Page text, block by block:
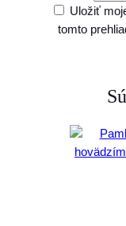
Uložiť
tomto